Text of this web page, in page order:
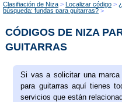
Clasifiación de Niza Localizar código
búsqueda: fundas para guitarras?
CÓDIGOS DE NIZA
GUITARRAS
Si vas a solicitar una marca
para guitarras aquí tienes
servicios que están